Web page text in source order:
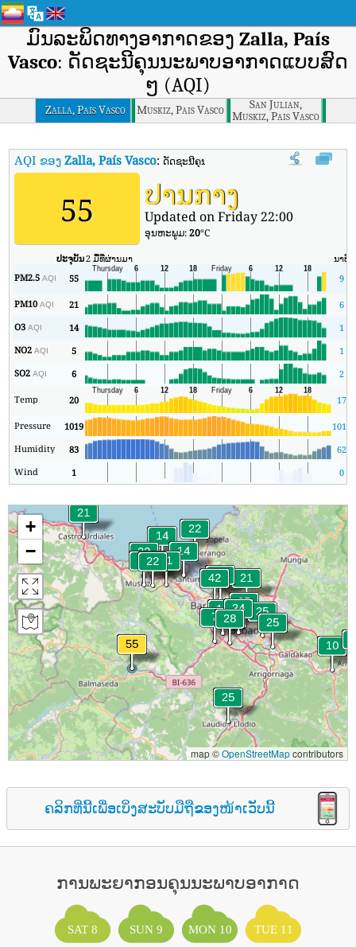
ມົນລະພິດທາງອາກາດຂອງ Zalla, País
Vasco: ດັດຊະນີຄຸນນະພາບອາກາດແບບສົດ
ໆ (AQI)
Zalla, Pais Vasco Muskiz, Pais Vasco
San Julian,
Muskiz, Pais Vasco
AQI ຂອງZalla, País Vasco: ດັດຊະນີຄຸນນະພາບອາກາດຕາມເວລາຈິງຂອງ
55 ປານກາງ
Updated on Friday 22:00
ອຸນ​ຫະ​ພູມ:20°C
ປະຈຸບັນ2 ມື້ທີ່ຜ່ານມາ ນາທີ
PM2.5AQI 55 9
PM10AQI 21
6
O3AQI 14
1
NO2AQI 5
1
SO2AQI 6 2
Temp 20 17
Pressure 1019 1018
Humidity
83
62
Wind
1 0
+
−
map ©OpenStreetMapcontributors
ຄລິກທີ່ນີ້ເພື່ອເບິ່ງສະບັບມືຖືຂອງໜ້າເວັບນີ້
ການພະຍາກອນຄຸນນະພາບອາກາດ
SAT 8 SUN 9 MON 10 TUE 11